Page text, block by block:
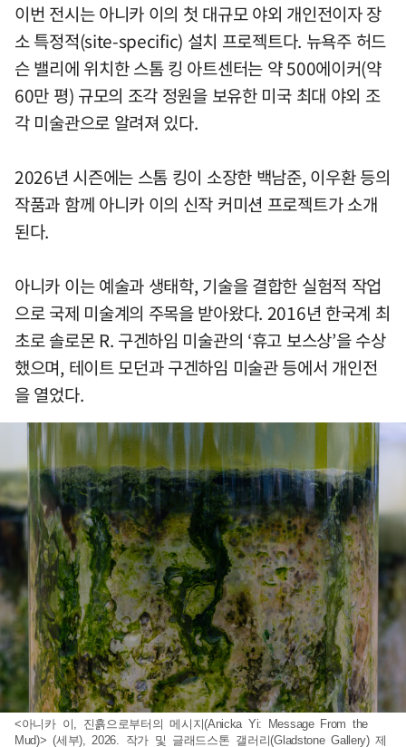
이번 전시는 아니카 이의 첫 대규모 야외 개인전이자 장
소 특정적(site-specific) 설치 프로젝트다. 뉴욕주 허드
슨 밸리에 위치한 스톰 킹 아트센터는 약 500에이커(약
60만 평) 규모의 조각 정원을 보유한 미국 최대 야외 조
각 미술관으로 알려져 있다.
2026년 시즌에는 스톰 킹이 소장한 백남준, 이우환 등의
작품과 함께 아니카 이의 신작 커미션 프로젝트가 소개
된다.
아니카 이는 예술과 생태학, 기술을 결합한 실험적 작업
으로 국제 미술계의 주목을 받아왔다. 2016년 한국계 최
초로 솔로몬 R. 구겐하임 미술관의 ‘휴고 보스상’을 수상
했으며, 테이트 모던과 구겐하임 미술관 등에서 개인전
을 열었다.
<아니카 이, 진흙으로부터의 메시지(Anicka Yi: Message From the
Mud)> (세부), 2026. 작가 및 글래드스톤 갤러리(Gladstone Gallery) 제